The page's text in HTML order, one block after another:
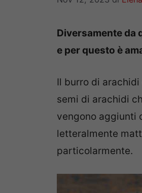
Diversamente da
e per questo è
Il burro di
semi di arachidi
vengono aggiunti
letteralmente
particolarmente.